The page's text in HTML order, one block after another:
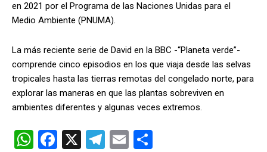
en 2021 por el Programa de las Naciones Unidas para el
Medio Ambiente (PNUMA).
La más reciente serie de David en la BBC -“Planeta verde”-
comprende cinco episodios en los que viaja desde las selvas
tropicales hasta las tierras remotas del congelado norte, para
explorar las maneras en que las plantas sobreviven en
ambientes diferentes y algunas veces extremos.
W
F
X
T
E